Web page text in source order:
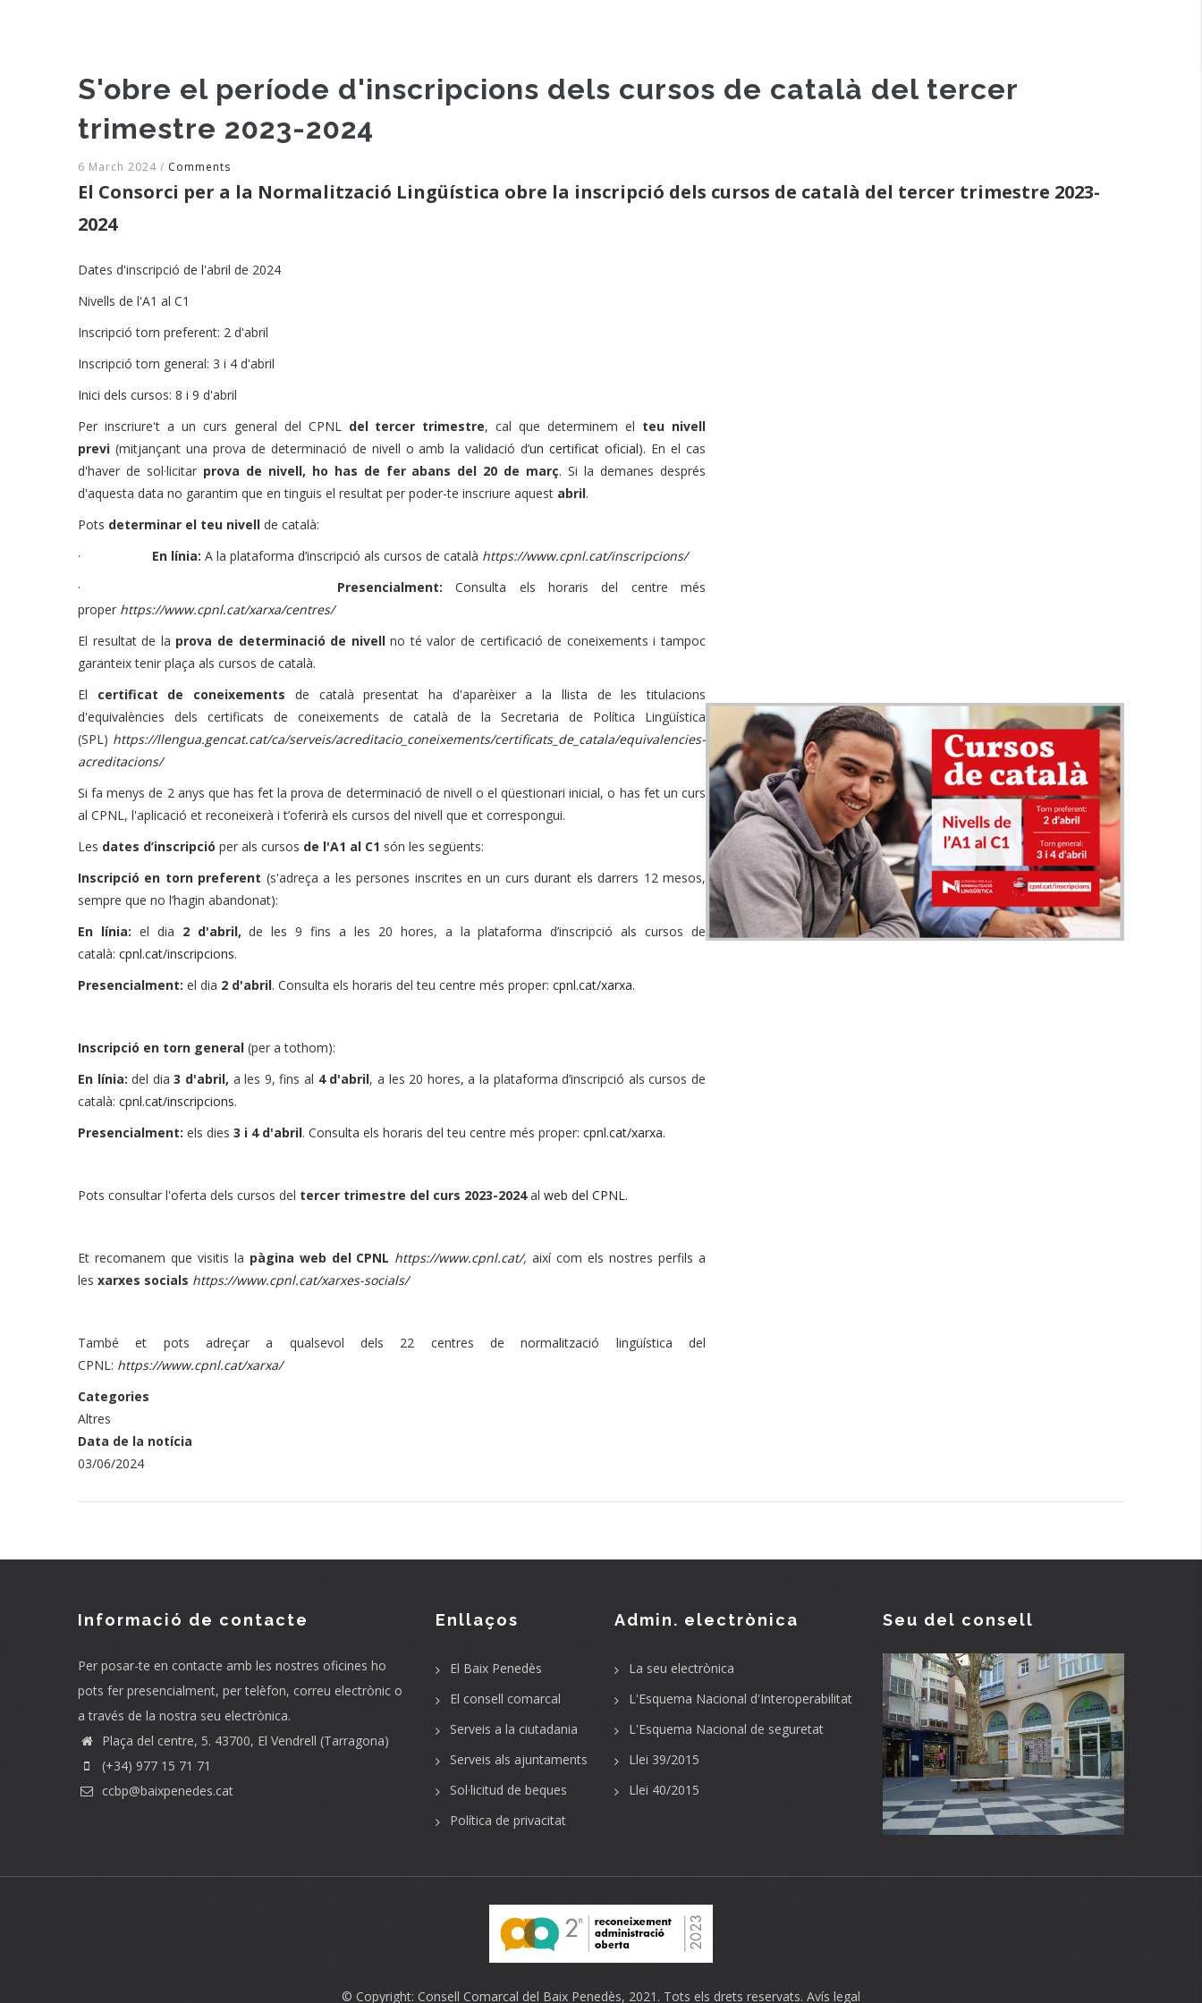
S'obre el període d'inscripcions dels cursos de català del tercer
trimestre 2023-2024
6 March 2024 / Comments
El Consorci per a la Normalització Lingüística obre la inscripció dels cursos de català del tercer trimestre 2023-
2024
Dates d'inscripció de l'abril de 2024
Nivells de l'A1 al C1
Inscripció torn preferent: 2 d'abril
Inscripció torn general: 3 i 4 d'abril
Inici dels cursos: 8 i 9 d'abril
Per inscriure't a un curs general del CPNL del tercer trimestre, cal que determinem el teu nivell
previ (mitjançant una prova de determinació de nivell o amb la validació d’un certificat oficial). En el cas
d'haver de sol·licitar prova de nivell, ho has de fer abans del 20 de març. Si la demanes després
d'aquesta data no garantim que en tinguis el resultat per poder-te inscriure aquest abril.
Pots determinar el teu nivell de català:
· En línia: A la plataforma d’inscripció als cursos de català https://www.cpnl.cat/inscripcions/
· Presencialment:Consulta els horaris del centre més
proper https://www.cpnl.cat/xarxa/centres/
El resultat de la prova de determinació de nivellno té valor de certificació de coneixements i tampoc
garanteix tenir plaça als cursos de català.
El certificat de coneixements de català presentat ha d'aparèixer a la llista de les titulacions
d'equivalències dels certificats de coneixements de català de la Secretaria de Política Lingüística
(SPL) https://llengua.gencat.cat/ca/serveis/acreditacio_coneixements/certificats_de_catala/equivalencies-
acreditacions/
Si fa menys de 2 anys que has fet la prova de determinació de nivell o el qüestionari inicial, o has fet un curs
al CPNL, l'aplicació et reconeixerà i t’oferirà els cursos del nivell que et correspongui.
Les dates d’inscripció per als cursos de l'A1 al C1 són les següents:
Inscripció en torn preferent (s'adreça a les persones inscrites en un curs durant els darrers 12 mesos,
sempre que no l’hagin abandonat):
En línia: el dia 2 d'abril,de les 9 fins a les 20 hores, a la plataforma d’inscripció als cursos de
català: cpnl.cat/inscripcions.
Presencialment: el dia 2 d'abril. Consulta els horaris del teu centre més proper: cpnl.cat/xarxa.
Inscripció en torn general (per a tothom):
En línia:del dia 3 d'abril, a les 9, fins al 4 d'abril, a les 20 hores, a la plataforma d’inscripció als cursos de
català: cpnl.cat/inscripcions.
Presencialment: els dies 3 i 4 d'abril. Consulta els horaris del teu centre més proper: cpnl.cat/xarxa.
Pots consultar l'oferta dels cursos del tercer trimestre del curs 2023-2024al web del CPNL.
Et recomanem que visitis la pàgina web del CPNL https://www.cpnl.cat/,així com els nostres perfils a
les xarxes socials https://www.cpnl.cat/xarxes-socials/
També et pots adreçar a qualsevol dels 22 centres de normalització lingüística del
CPNL: https://www.cpnl.cat/xarxa/
Categories
Altres
Data de la notícia
03/06/2024
Informació de contacte
Per posar-te en contacte amb les nostres oficines ho
pots fer presencialment, per telèfon, correu electrònic o
a través de la nostra seu electrònica.
Plaça del centre, 5. 43700, El Vendrell (Tarragona)
(+34) 977 15 71 71
ccbp@baixpenedes.cat
Enllaços
El Baix Penedès
El consell comarcal
Serveis a la ciutadania
Serveis als ajuntaments
Sol·licitud de beques
Política de privacitat
Admin. electrònica
La seu electrònica
L'Esquema Nacional d'Interoperabilitat
L'Esquema Nacional de seguretat
Llei 39/2015
Llei 40/2015
Seu del consell
© Copyright: Consell Comarcal del Baix Penedès, 2021. Tots els drets reservats. Avís legal